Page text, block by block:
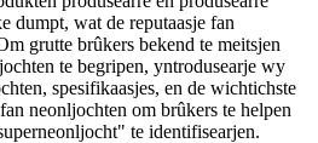
dumpt, wat de reputaasje fan
grutte brûkers bekend te meitsjen
te begripen, yntrodusearje wy
spesifikaasjes, en de wichtichste
neonljochten om brûkers te helpen
te identifisearjen.